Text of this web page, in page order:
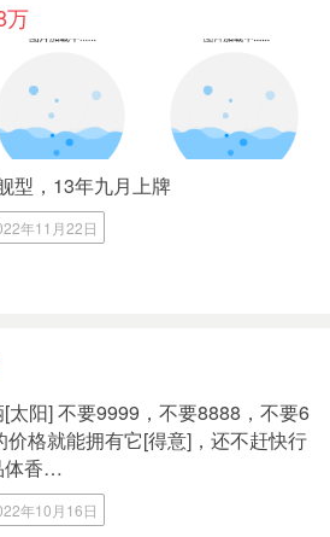
万
型，13年九月上牌
年11月22日
太阳] 不要9999，不要8888，不要6
格就能拥有它[得意]，还不赶快行
体香…
年10月16日